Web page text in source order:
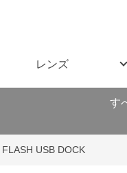
レンズ
す
FLASH USB DOCK